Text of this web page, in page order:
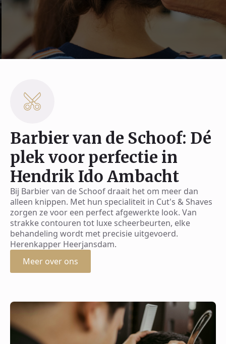
Barbier van de Schoof: Dé
plek voor perfectie in
Hendrik Ido Ambacht
Bij Barbier van de Schoof draait het om meer dan
alleen knippen. Met hun specialiteit in Cut's & Shaves
zorgen ze voor een perfect afgewerkte look. Van
strakke contouren tot luxe scheerbeurten, elke
behandeling wordt met precisie uitgevoerd.
Herenkapper Heerjansdam.
Meer over ons